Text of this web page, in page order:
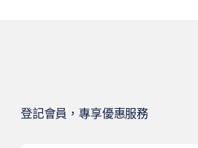
登記會員，專享優惠服務